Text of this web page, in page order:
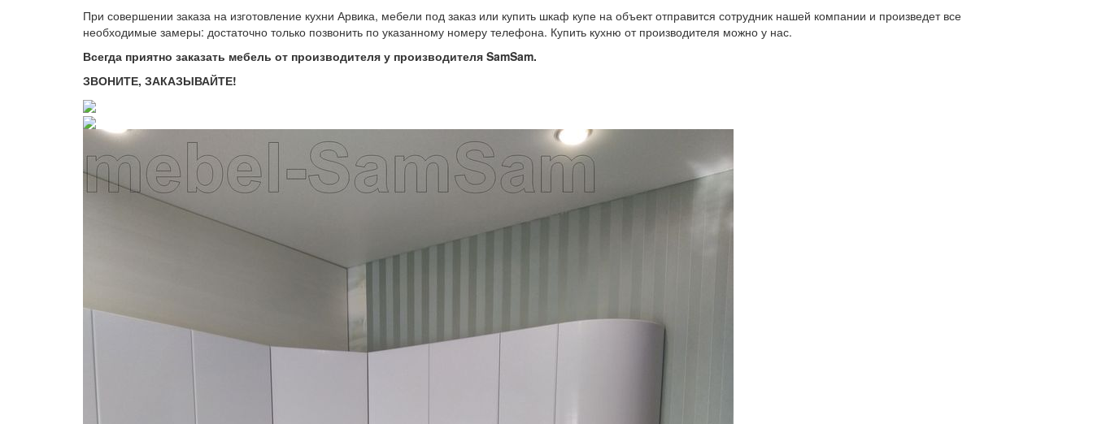
При совершении заказа на изготовление кухни Арвика, мебели под заказ или купить шкаф купе на объект отправится сотрудник нашей компании и произведет все
необходимые замеры: достаточно только позвонить по указанному номеру телефона. Купить кухню от производителя можно у нас.
Всегда приятно заказать мебель от производителя у производителя SamSam.
ЗВОНИТЕ, ЗАКАЗЫВАЙТЕ!